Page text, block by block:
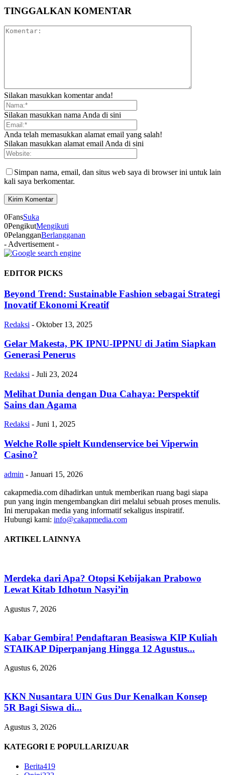
TINGGALKAN KOMENTAR
Silakan masukkan komentar anda!
Silakan masukkan nama Anda di sini
Anda telah memasukkan alamat email yang salah!
Silakan masukkan alamat email Anda di sini
Simpan nama, email, dan situs web saya di browser ini untuk lain
kali saya berkomentar.
0FansSuka
0PengikutMengikuti
0PelangganBerlangganan
- Advertisement -
EDITOR PICKS
Beyond Trend: Sustainable Fashion sebagai Strategi
Inovatif Ekonomi Kreatif
Redaksi - Oktober 13, 2025
Gelar Makesta, PK IPNU-IPPNU di Jatim Siapkan
Generasi Penerus
Redaksi - Juli 23, 2024
Melihat Dunia dengan Dua Cahaya: Perspektif
Sains dan Agama
Redaksi - Juni 1, 2025
Welche Rolle spielt Kundenservice bei Viperwin
Casino?
admin - Januari 15, 2026
cakapmedia.com dihadirkan untuk memberikan ruang bagi siapa
pun yang ingin mengembangkan diri melalui sebuah proses menulis.
Ini merupakan media yang informatif sekaligus inspiratif.
Hubungi kami: info@cakapmedia.com
ARTIKEL LAINNYA
Merdeka dari Apa? Otopsi Kebijakan Prabowo
Lewat Kitab Idhotun Nasyi’in
Agustus 7, 2026
Kabar Gembira! Pendaftaran Beasiswa KIP Kuliah
STAIKAP Diperpanjang Hingga 12 Agustus...
Agustus 6, 2026
KKN Nusantara UIN Gus Dur Kenalkan Konsep
5R Bagi Siswa di...
Agustus 3, 2026
KATEGORI E POPULLARIZUAR
Berita419